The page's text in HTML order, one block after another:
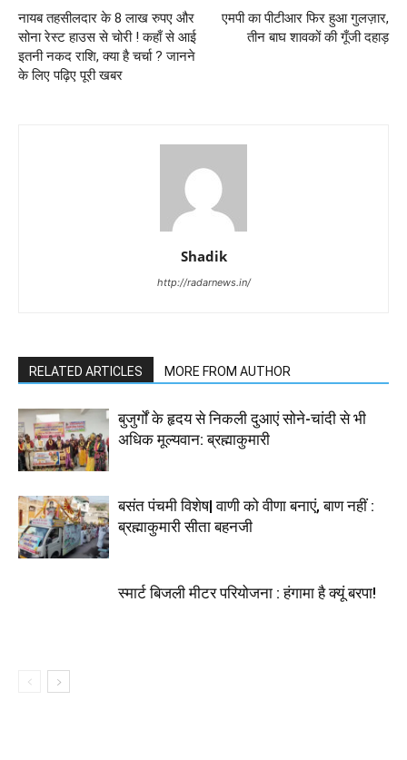
नायब तहसीलदार के 8 लाख रुपए और
सोना रेस्ट हाउस से चोरी ! कहाँ से आई
इतनी नकद राशि, क्या है चर्चा ? जानने
के लिए पढ़िए पूरी खबर
एमपी का पीटीआर फिर हुआ गुलज़ार,
तीन बाघ शावकों की गूँजी दहाड़
Shadik
http://radarnews.in/
RELATED ARTICLES MORE FROM AUTHOR
बुजुर्गों के हृदय से निकली दुआएं सोने-चांदी से भी
अधिक मूल्यवान: ब्रह्माकुमारी
बसंत पंचमी विशेष| वाणी को वीणा बनाएं, बाण नहीं :
ब्रह्माकुमारी सीता बहनजी
स्मार्ट बिजली मीटर परियोजना : हंगामा है क्यूं बरपा!